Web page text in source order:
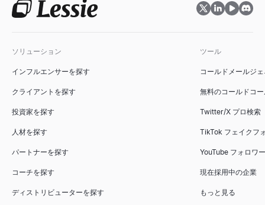
AIメールアプローチエンジン
Lessie AI メールキャンペーンを強化します。高性能なメールを
メールアドレスリスト
詳しく見る
メールアウトリーチ
効果的なメールアウトリーチキャンペーンを作成。テンプレー
詳しく見る
→
購買シグナルチェッカー
ドメインを入力 — ライブの購買シグナルスコア、その背後にあ
採用シグナルスキャナー
詳しく見る
近くの中小企業
近くの中小企業を検索 — 営業中、採用中、売却中、女性経営
詳しく見る
→
職務名ジェネレーター
職務内容、役職、部署から、標準的で市場に認められた職務名
面接質問ジェネレーター
詳しく見る
推薦状ジェネレーター
マネージャー、同僚、インターン向けの従業員向け推薦状サン
詳しく見る
→
市場規模計算ツール
ボトムアップとトップダウンの手法でTAM、SAM、SOMを計
ICP適合度スコアラー
詳しく見る
セールスデッキアウトラインジェネレーター
無料AIツールでセールスデッキのアウトラインを即座に生成。
詳しく見る
→
ソリューション
インフルエンサーを探す
クライアントを探す
投資家を探す
人材を探す
パートナーを探す
コーチを探す
ディストリビューターを探す
ツール
コールドメールジ
無料のコールドコ
Twitter/X プロ検索
TikTok フェイクフ
YouTube フォロワ
現在採用中の企業
もっと見る